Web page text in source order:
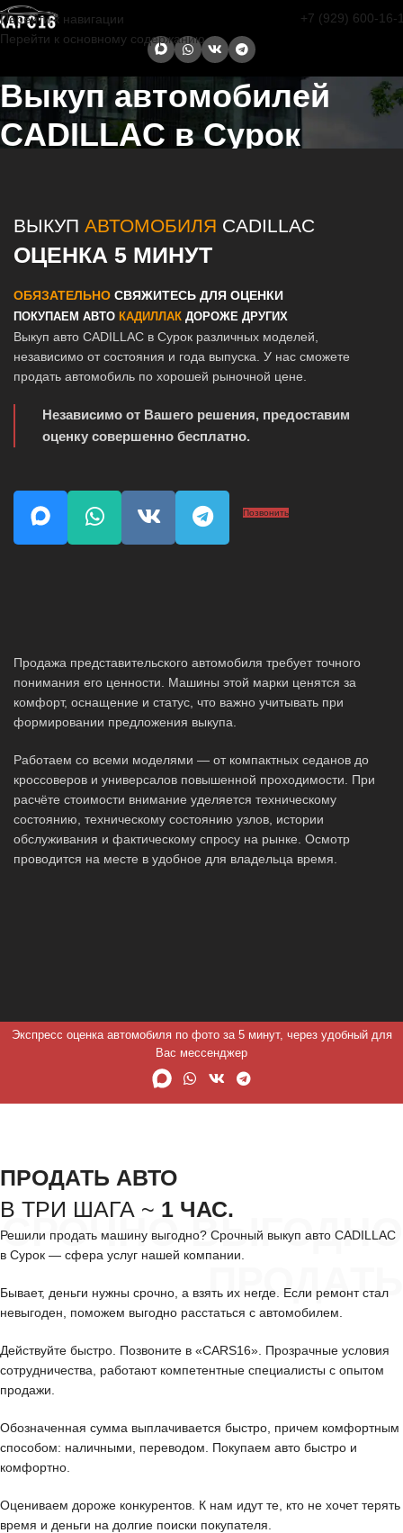
Перейти к навигации
Перейти к основному содержанию
+7 (929) 600-16-
Выкуп автомобилей
CADILLAC в Сурок
ВЫКУП АВТОМОБИЛЯ CADILLAC
ОЦЕНКА 5 МИНУТ
ОБЯЗАТЕЛЬНО СВЯЖИТЕСЬ ДЛЯ ОЦЕНКИ
ПОКУПАЕМ АВТО КАДИЛЛАК ДОРОЖЕ ДРУГИХ
Выкуп авто CADILLAC в Сурок различных моделей,
независимо от состояния и года выпуска. У нас сможете
продать автомобиль по хорошей рыночной цене.
Независимо от Вашего решения, предоставим
оценку совершенно бесплатно.
Позвонить
Продажа представительского автомобиля требует точного
понимания его ценности. Машины этой марки ценятся за
комфорт, оснащение и статус, что важно учитывать при
формировании предложения выкупа.
Работаем со всеми моделями — от компактных седанов до
кроссоверов и универсалов повышенной проходимости. При
расчёте стоимости внимание уделяется техническому
состоянию, техническому состоянию узлов, истории
обслуживания и фактическому спросу на рынке. Осмотр
проводится на месте в удобное для владельца время.
Экспресс оценка автомобиля по фото за 5 минут, через удобный для
Вас мессенджер
СРОЧНО ВЫГОДНО
ПРОДАТЬ
ПРОДАТЬ АВТО
В ТРИ ШАГА ~ 1 ЧАС.
Решили продать машину выгодно? Срочный выкуп авто CADILLAC
в Сурок — сфера услуг нашей компании.
Бывает, деньги нужны срочно, а взять их негде. Если ремонт стал
невыгоден, поможем выгодно расстаться с автомобилем.
Действуйте быстро. Позвоните в «CARS16». Прозрачные условия
сотрудничества, работают компетентные специалисты с опытом
продажи.
Обозначенная сумма выплачивается быстро, причем комфортным
способом: наличными, переводом. Покупаем авто быстро и
комфортно.
Оцениваем дороже конкурентов. К нам идут те, кто не хочет терять
время и деньги на долгие поиски покупателя.